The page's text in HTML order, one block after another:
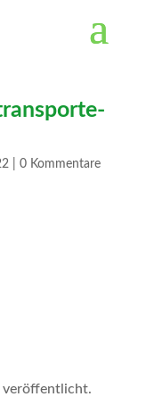
| 0 Kommentare
veröffentlicht.